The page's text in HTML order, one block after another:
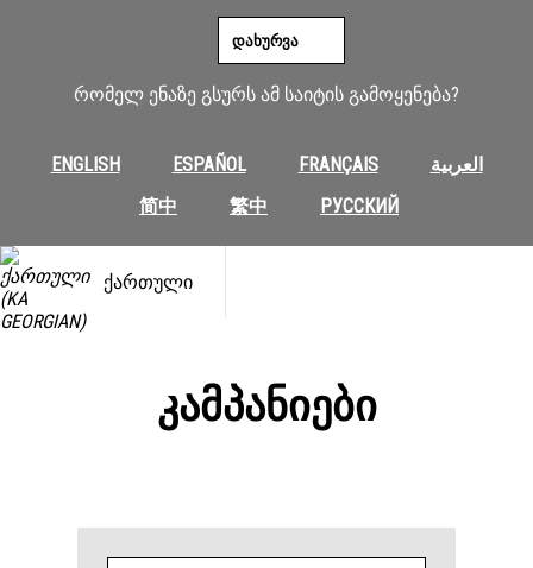
რომელ ენაზე გსურს ამ საიტის გამოყენება?
ENGLISH ESPAÑOL FRANÇAIS
العربية
简中
繁中 РУССКИЙ
ᲓᲐᲮᲣᲠᲕᲐ
ᲥᲐᲠᲗᲣᲚᲘ
ᲙᲐᲛᲞᲐᲜᲘᲔᲑᲘ